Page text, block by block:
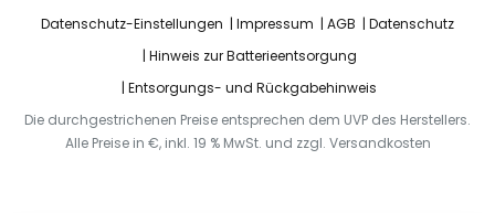
Datenschutz-Einstellungen Impressum AGB
Datenschutz
Hinweis zur Batterieentsorgung
Entsorgungs- und Rückgabehinweis
Die durchgestrichenen Preise entsprechen dem UVP des Herstellers.
Alle Preise in €, inkl. 19 % MwSt. und zzgl. Versandkosten